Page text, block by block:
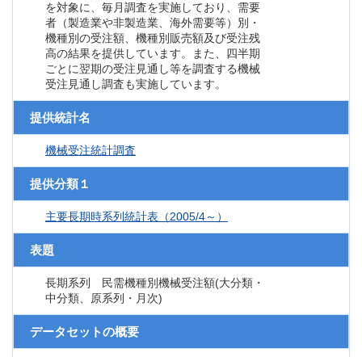
を対象に、毎月調査を実施しており、需要
者（製造業や非製造業、海外需要等）別・
機種別の受注額、機種別販売額及び受注残
高の結果を提供しています。また、四半期
ごとに翌期の受注見通し等を調査する機械
受注見通し調査も実施しています。
提供統計名
機械受注統計調査
提供分類１
主要長期時系列統計表（2005/4～）
表題
長期系列 民需機種別機械受注額(大分類・
中分類、原系列・月次)
データセットの概要